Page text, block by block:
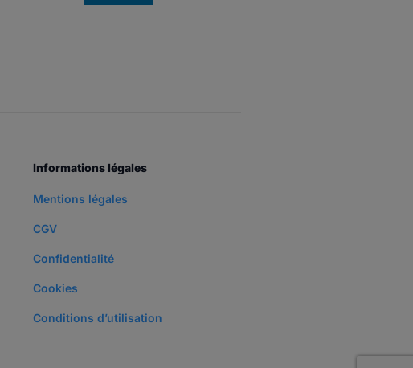
Informations légales
Mentions légales
CGV
Confidentialité
Cookies
Conditions d’utilisation